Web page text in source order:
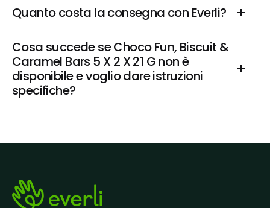
Quanto costa la consegna con Everli?
Cosa succede se Choco Fun, Biscuit &
Caramel Bars 5 X 2 X 21 G non è
disponibile e voglio dare istruzioni
specifiche?